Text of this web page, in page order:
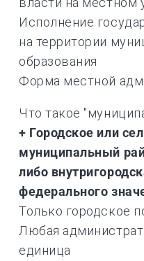
Исполнение
на территории
образования
Форма местной
Что такое
+ Городское или
муниципальный
либо
федерального
Только городское
Любая
единица